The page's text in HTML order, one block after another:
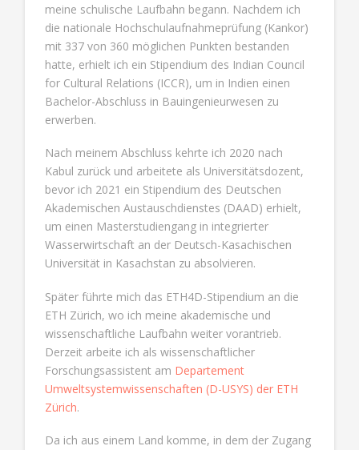
meine schulische Laufbahn begann. Nachdem ich
die nationale Hochschulaufnahmeprüfung (Kankor)
mit 337 von 360 möglichen Punkten bestanden
hatte, erhielt ich ein Stipendium des Indian Council
for Cultural Relations (ICCR), um in Indien einen
Bachelor-Abschluss in Bauingenieurwesen zu
erwerben.
Nach meinem Abschluss kehrte ich 2020 nach
Kabul zurück und arbeitete als Universitätsdozent,
bevor ich 2021 ein Stipendium des Deutschen
Akademischen Austauschdienstes (DAAD) erhielt,
um einen Masterstudiengang in integrierter
Wasserwirtschaft an der Deutsch-Kasachischen
Universität in Kasachstan zu absolvieren.
Später führte mich das ETH4D-Stipendium an die
ETH Zürich, wo ich meine akademische und
wissenschaftliche Laufbahn weiter vorantrieb.
Derzeit arbeite ich als wissenschaftlicher
Forschungsassistent am Departement
Umweltsystemwissenschaften (D-USYS) der ETH
Zürich.
Da ich aus einem Land komme, in dem der Zugang